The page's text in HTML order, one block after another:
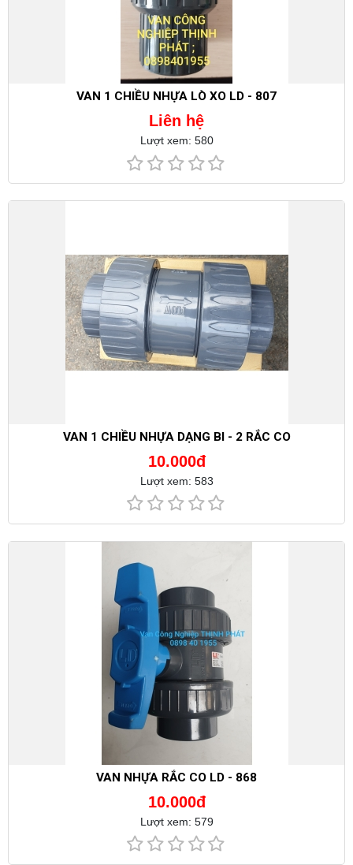
VAN 1 CHIỀU NHỰA LÒ XO LD - 807
Liên hệ
Lượt xem: 580
VAN 1 CHIỀU NHỰA DẠNG BI - 2 RẮC CO
10.000đ
Lượt xem: 583
VAN NHỰA RẮC CO LD - 868
10.000đ
Lượt xem: 579